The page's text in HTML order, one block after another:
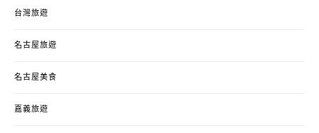
台灣旅遊
名古屋旅遊
名古屋美食
嘉義旅遊